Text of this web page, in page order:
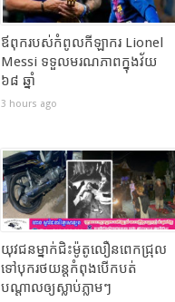
ឪពុករបស់កំពូលកីឡាករ Lionel
Messi ទទួលមរណភាពក្នុងវ័យ
៦៨ ឆ្នាំ
3 hours ago
យុវជនម្នាក់ជិះម៉ូតូលឿនពេកជ្រុល
ទៅបុករថយន្តកំពុងបើកបត់
បណ្តាលឲ្យស្លាប់ភ្លាមៗ